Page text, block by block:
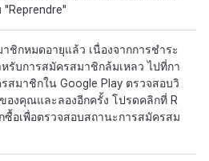
ชิกหมดอายุแล้ว เนื่องจากการชำระ
รับการสมัครสมาชิกล้มเหลว ไปที่กา
สมาชิกใน Google Play ตรวจสอบวิ
องคุณและลองอีกครั้ง โปรดคลิกที่ R
ซื้อเพื่อตรวจสอบสถานะการสมัครสม